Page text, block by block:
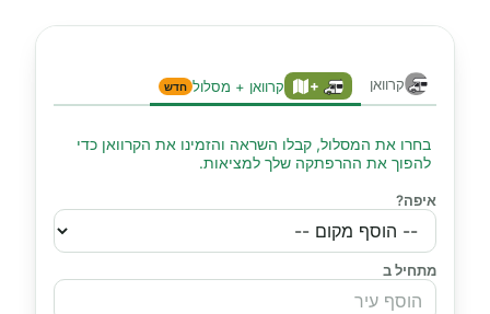
קרוואן + קרוואן + מסלול חדש
בחרו את המסלול, קבלו השראה והזמינו את הקרוואן כדי
להפוך את ההרפתקה שלך למציאות.
איפה?
מתחיל ב